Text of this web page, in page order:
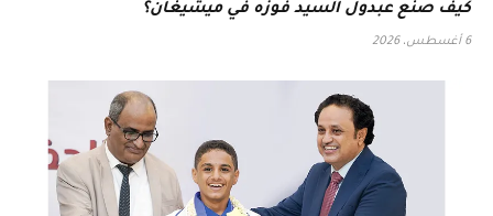
كيف صنع عبدول السيد فوزه في ميشيغان؟
6 أغسطس، 2026